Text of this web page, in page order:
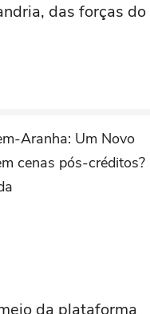
das forças do
Aranha: Um Novo
cenas pós-créditos?
da plataforma